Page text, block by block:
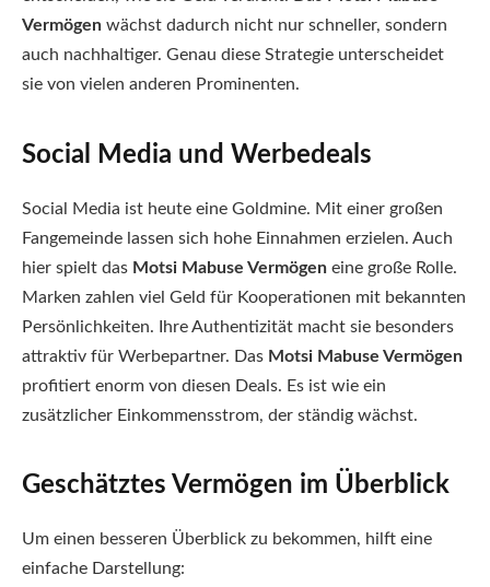
Vermögen wächst dadurch nicht nur schneller, sondern
auch nachhaltiger. Genau diese Strategie unterscheidet
sie von vielen anderen Prominenten.
Social Media und Werbedeals
Social Media ist heute eine Goldmine. Mit einer großen
Fangemeinde lassen sich hohe Einnahmen erzielen. Auch
hier spielt das Motsi Mabuse Vermögen eine große Rolle.
Marken zahlen viel Geld für Kooperationen mit bekannten
Persönlichkeiten. Ihre Authentizität macht sie besonders
attraktiv für Werbepartner. Das Motsi Mabuse Vermögen
profitiert enorm von diesen Deals. Es ist wie ein
zusätzlicher Einkommensstrom, der ständig wächst.
Geschätztes Vermögen im Überblick
Um einen besseren Überblick zu bekommen, hilft eine
einfache Darstellung: